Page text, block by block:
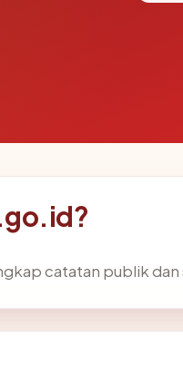
catatan publik